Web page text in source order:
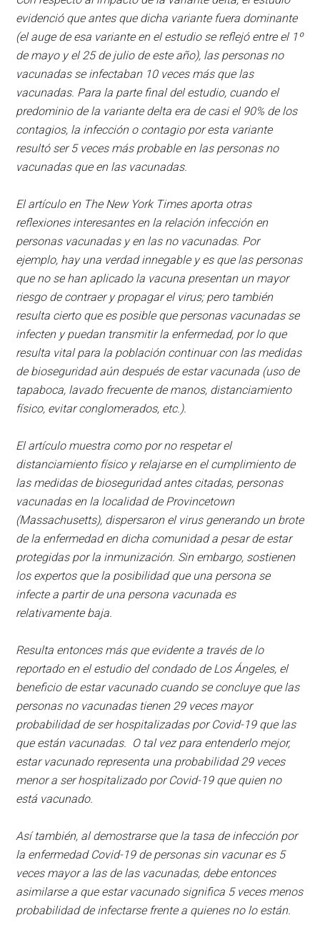
evidenció que antes que dicha variante fuera dominante
(el auge de esa variante en el estudio se reflejó entre el 1º
de mayo y el 25 de julio de este año), las personas no
vacunadas se infectaban 10 veces más que las
vacunadas. Para la parte final del estudio, cuando el
predominio de la variante delta era de casi el 90% de los
contagios, la infección o contagio por esta variante
resultó ser 5 veces más probable en las personas no
vacunadas que en las vacunadas.
El artículo en The New York Times aporta otras
reflexiones interesantes en la relación infección en
personas vacunadas y en las no vacunadas. Por
ejemplo, hay una verdad innegable y es que las personas
que no se han aplicado la vacuna presentan un mayor
riesgo de contraer y propagar el virus; pero también
resulta cierto que es posible que personas vacunadas se
infecten y puedan transmitir la enfermedad, por lo que
resulta vital para la población continuar con las medidas
de bioseguridad aún después de estar vacunada (uso de
tapaboca, lavado frecuente de manos, distanciamiento
físico, evitar conglomerados, etc.).
El artículo muestra como por no respetar el
distanciamiento físico y relajarse en el cumplimiento de
las medidas de bioseguridad antes citadas, personas
vacunadas en la localidad de Provincetown
(Massachusetts), dispersaron el virus generando un brote
de la enfermedad en dicha comunidad a pesar de estar
protegidas por la inmunización. Sin embargo, sostienen
los expertos que la posibilidad que una persona se
infecte a partir de una persona vacunada es
relativamente baja.
Resulta entonces más que evidente a través de lo
reportado en el estudio del condado de Los Ángeles, el
beneficio de estar vacunado cuando se concluye que las
personas no vacunadas tienen 29 veces mayor
probabilidad de ser hospitalizadas por Covid-19 que las
que están vacunadas. O tal vez para entenderlo mejor,
estar vacunado representa una probabilidad 29 veces
menor a ser hospitalizado por Covid-19 que quien no
está vacunado.
Así también, al demostrarse que la tasa de infección por
la enfermedad Covid-19 de personas sin vacunar es 5
veces mayor a las de las vacunadas, debe entonces
asimilarse a que estar vacunado significa 5 veces menos
probabilidad de infectarse frente a quienes no lo están.